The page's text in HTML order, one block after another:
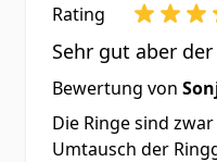
Rating
Sehr gut aber
Bewertung von
Die Ringe sind
Umtausch der